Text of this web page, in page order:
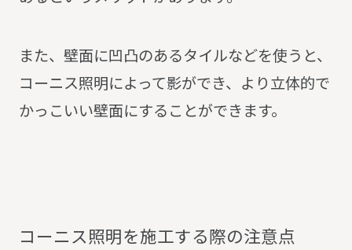
また、壁面に凹凸のあるタイルなどを使うと、
コーニス照明によって影ができ、より立体的で
かっこいい壁面にすることができます。
コーニス照明を施工する際の注意点